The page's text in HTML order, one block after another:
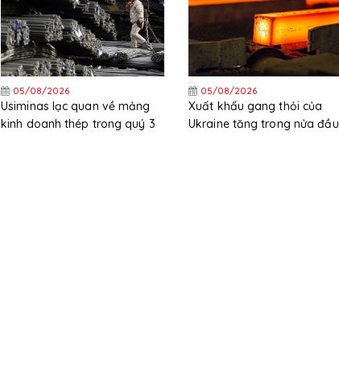
05/08/2026
Usiminas lạc quan về mảng
kinh doanh thép trong quý 3
05/08/2026
Xuất khẩu gang thỏi của
Ukraine tăng trong nửa đầu